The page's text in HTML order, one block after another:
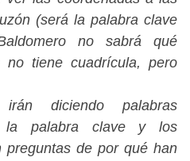
(será la palabra clave
no sabrá qué
no tiene cuadrícula, pero
diciendo palabras
la palabra clave y los
preguntas de por qué han